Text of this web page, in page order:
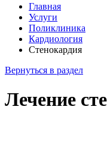
Главная
Услуги
Поликлиника
Кардиология
Стенокардия
Вернуться в раздел
Лечение